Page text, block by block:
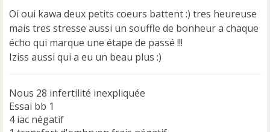
e
n
o
n
l
Oi oui kawa deux petits coeurs battent :) tres heureuse
mais tres stresse aussi un souffle de bonheur a chaque
écho qui marque une étape de passé !!!
Iziss aussi qui a eu un beau plus :)
Nous 28 infertilité inexpliquée
Essai bb 1
4 iac négatif